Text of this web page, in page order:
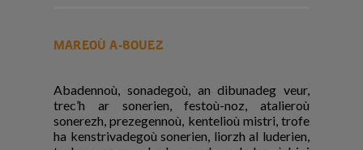
MAREOÙ A-BOUEZ
Abadennoù, sonadegoù, an dibunadeg veur,
trec’h ar sonerien, festoù-noz, atalieroù
sonerezh, prezegennoù, kentelioù mistri, trofe
ha kenstrivadegoù sonerien, liorzh al luderien,